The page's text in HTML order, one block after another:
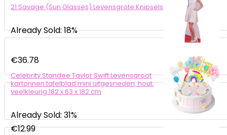
21 Savage (Sun Glasses) Levensgrote Knipsels
Already Sold: 18%
€36.78
Celebrity Standee Taylor Swift Levensgroot
kartonnen tafelblad mini uitgesneden, hout,
veelkleurig 182 x 63 x 182 cm
Already Sold: 31%
€12.99